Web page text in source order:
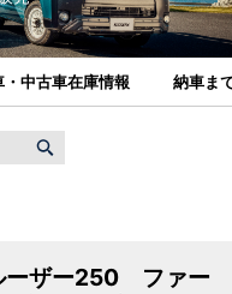
・中古車在庫情報 納車ま
ーザー250 ファー